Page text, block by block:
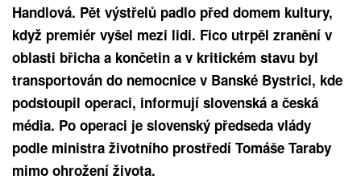
Handlová. Pět výstřelů padlo před domem kultury,
když premiér vyšel mezi lidi. Fico utrpěl zranění v
oblasti břicha a končetin a v kritickém stavu byl
transportován do nemocnice v Banské Bystrici, kde
podstoupil operaci, informují slovenská a česká
média. Po operaci je slovenský předseda vlády
podle ministra životního prostředí Tomáše Taraby
mimo ohrožení života.